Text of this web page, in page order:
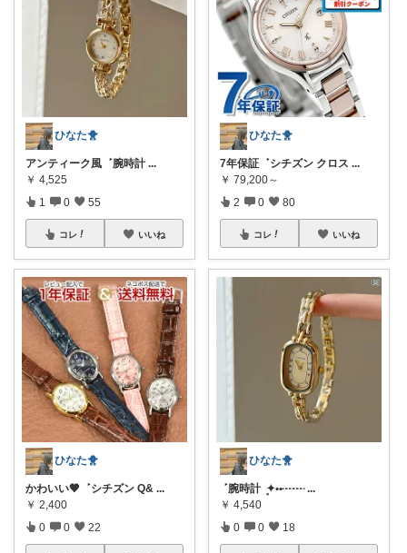
ひなた🐥
アンティーク風 ‎ ‎ܰ ‎ 腕時計...
￥ 4,525
1 0 55
コレ いいね
ひなた🐥
かわいい🤎 ‎ ‎ܰ ‎ シチズン Q& ...
￥ 2,400
0 0 22
ひなた🐥
7年保証 ‎ ‎ܰ ‎ シチズン クロス ...
￥ 79,200～
2 0 80
コレ いいね
ひなた🐥
‎ ‎ܰ ‎ 腕時計 ܱ ✦••┈┈ ...
￥ 4,540
0 0 18